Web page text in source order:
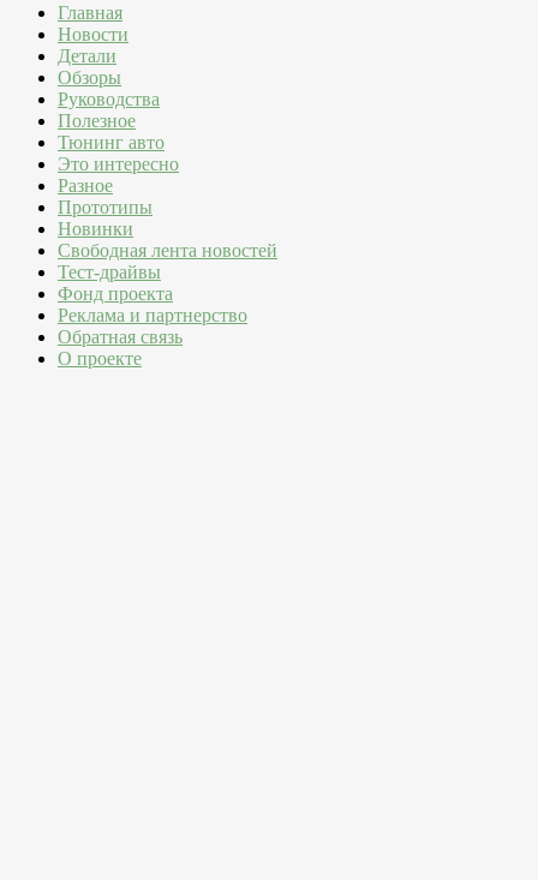
Главная
Новости
Детали
Обзоры
Руководства
Полезное
Тюнинг авто
Это интересно
Разное
Прототипы
Новинки
Свободная лента новостей
Тест-драйвы
Фонд проекта
Реклама и партнерство
Обратная связь
О проекте